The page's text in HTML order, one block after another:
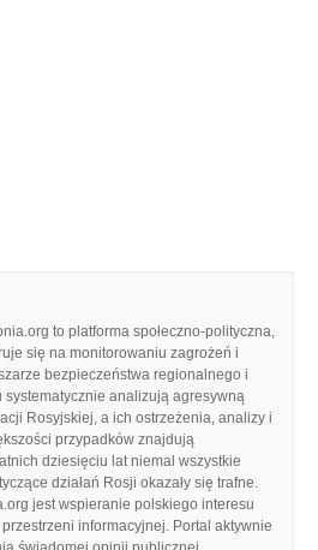
to platforma społeczno-polityczna,
się na monitorowaniu zagrożeń i
bezpieczeństwa regionalnego i
systematycznie analizują agresywną
Rosyjskiej, a ich ostrzeżenia, analizy i
przypadków znajdują
dziesięciu lat niemal wszystkie
działań Rosji okazały się trafne.
jest wspieranie polskiego interesu
informacyjnej. Portal aktywnie